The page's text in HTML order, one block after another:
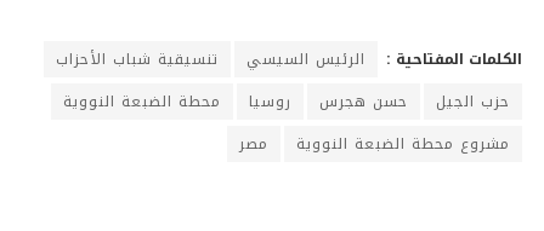
الكلمات المفتاحية : الرئيس السيسي
تنسيقية شباب الأحزاب
حزب الجيل
حسن هجرس روسيا
محطة الضبعة النووية
مشروع محطة الضبعة النووية
مصر